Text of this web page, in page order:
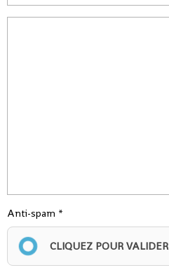
Anti-spam
CLIQUEZ POUR VALIDER